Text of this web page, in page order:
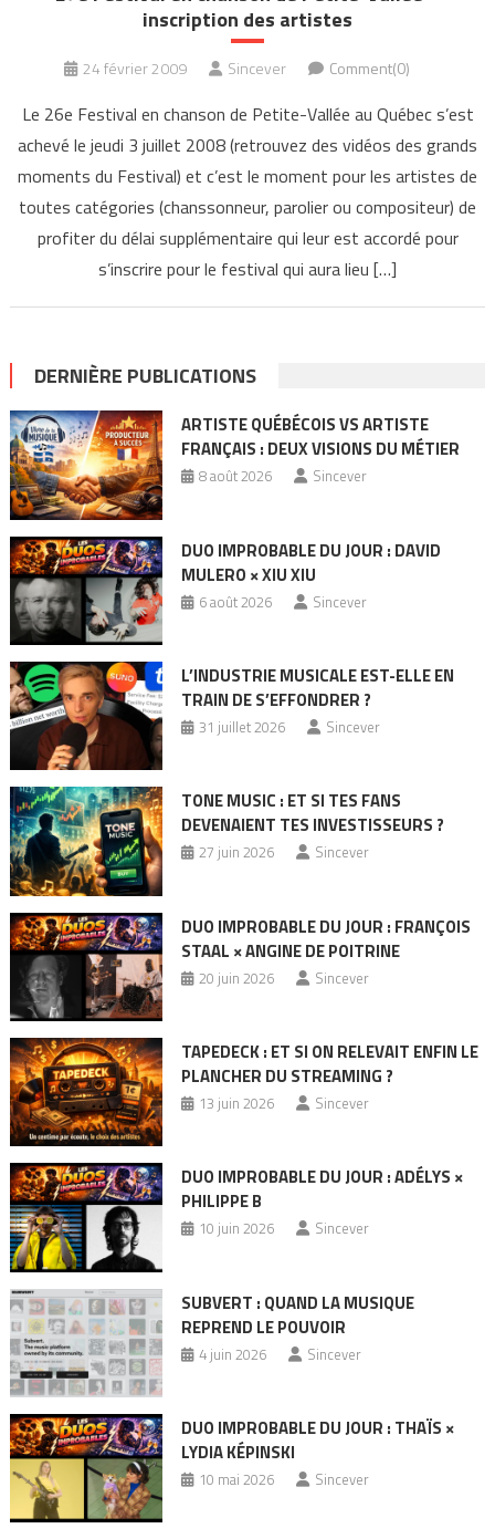
inscription des artistes
24 février 2009 Sincever Comment(0)
Le 26e Festival en chanson de Petite-Vallée au Québec s’est
achevé le jeudi 3 juillet 2008 (retrouvez des vidéos des grands
moments du Festival) et c’est le moment pour les artistes de
toutes catégories (chanssonneur, parolier ou compositeur) de
profiter du délai supplémentaire qui leur est accordé pour
s’inscrire pour le festival qui aura lieu […]
DERNIÈRE PUBLICATIONS
ARTISTE QUÉBÉCOIS VS ARTISTE
FRANÇAIS : DEUX VISIONS DU MÉTIER
8 août 2026 Sincever
DUO IMPROBABLE DU JOUR : DAVID
MULERO × XIU XIU
6 août 2026 Sincever
L’INDUSTRIE MUSICALE EST-ELLE EN
TRAIN DE S’EFFONDRER ?
31 juillet 2026 Sincever
TONE MUSIC : ET SI TES FANS
DEVENAIENT TES INVESTISSEURS ?
27 juin 2026 Sincever
DUO IMPROBABLE DU JOUR : FRANÇOIS
STAAL × ANGINE DE POITRINE
20 juin 2026 Sincever
TAPEDECK : ET SI ON RELEVAIT ENFIN LE
PLANCHER DU STREAMING ?
13 juin 2026 Sincever
DUO IMPROBABLE DU JOUR : ADÉLYS ×
PHILIPPE B
10 juin 2026 Sincever
SUBVERT : QUAND LA MUSIQUE
REPREND LE POUVOIR
4 juin 2026 Sincever
DUO IMPROBABLE DU JOUR : THAÏS ×
LYDIA KÉPINSKI
10 mai 2026 Sincever